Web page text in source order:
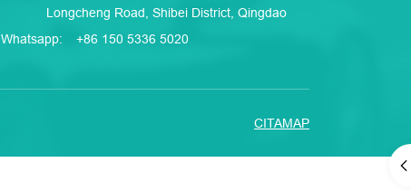
Longcheng Road, Shibei District, Qingdao
Whatsapp:
+86 150 5336 5020
CITAMAP